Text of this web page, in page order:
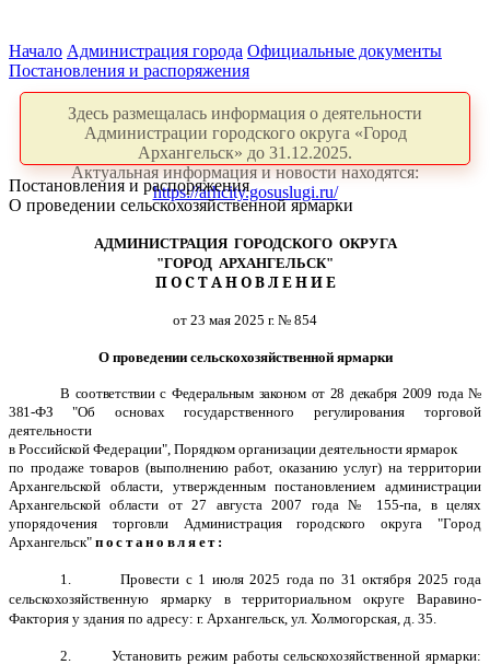
Начало Администрация города Официальные документы
Постановления и распоряжения
Здесь размещалась информация о деятельности
Администрации городского округа «Город
Архангельск» до 31.12.2025.
Актуальная информация и новости находятся:
https://arhcity.gosuslugi.ru/
Постановления и распоряжения
О проведении сельскохозяйственной ярмарки
АДМИНИСТРАЦИЯ ГОРОДСКОГО ОКРУГА
"ГОРОД АРХАНГЕЛЬСК"
П О С Т А Н О В Л Е Н И Е
от 23 мая 2025 г. № 854
О проведении сельскохозяйственной ярмарки
В соответствии с Федеральным законом от 28 декабря 2009 года №
381-ФЗ "Об основах государственного регулирования торговой
деятельности
в Российской Федерации", Порядком организации деятельности ярмарок
по продаже товаров (выполнению работ, оказанию услуг) на территории
Архангельской области, утвержденным постановлением администрации
Архангельской области от 27 августа 2007 года № 155-па, в целях
упорядочения торговли Администрация городского округа "Город
Архангельск" постановляет:
1.
Провести с 1 июля 2025 года по 31 октября 2025 года
сельскохозяйственную ярмарку в территориальном округе Варавино-
Фактория у здания по адресу: г. Архангельск, ул. Холмогорская, д. 35.
2.
Установить режим работы сельскохозяйственной ярмарки: